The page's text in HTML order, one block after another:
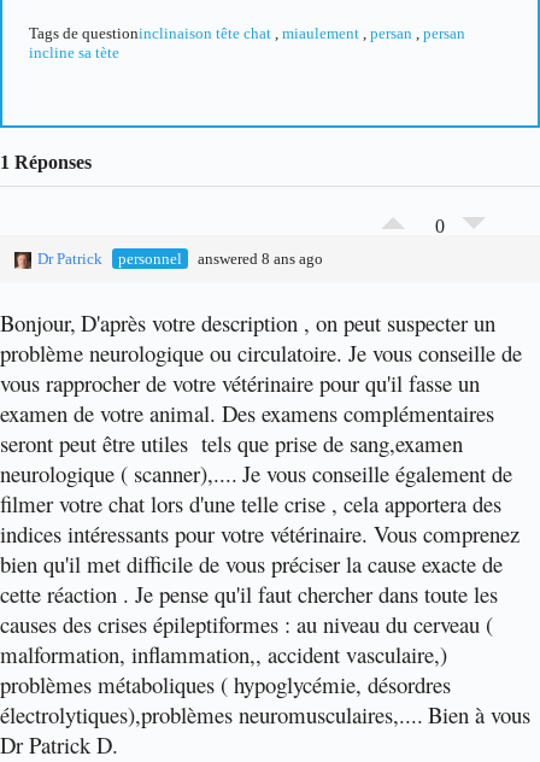
Tags de questioninclinaison tête chat , miaulement , persan , persan
incline sa tète
1 Réponses
0
Dr Patrick personnel answered 8 ans ago
Bonjour, D'après votre description , on peut suspecter un
problème neurologique ou circulatoire. Je vous conseille de
vous rapprocher de votre vétérinaire pour qu'il fasse un
examen de votre animal. Des examens complémentaires
seront peut être utiles tels que prise de sang,examen
neurologique ( scanner),.... Je vous conseille également de
filmer votre chat lors d'une telle crise , cela apportera des
indices intéressants pour votre vétérinaire. Vous comprenez
bien qu'il met difficile de vous préciser la cause exacte de
cette réaction . Je pense qu'il faut chercher dans toute les
causes des crises épileptiformes : au niveau du cerveau (
malformation, inflammation,, accident vasculaire,)
problèmes métaboliques ( hypoglycémie, désordres
électrolytiques),problèmes neuromusculaires,.... Bien à vous
Dr Patrick D.